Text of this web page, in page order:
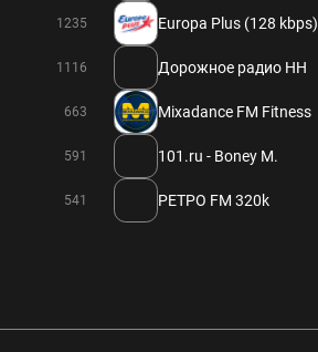
1235 Europa Plus (128 kbps)
1116 Дорожное радио НН
663 Mixadance FM Fitness
591 101.ru - Boney M.
541 РЕТРО FM 320k